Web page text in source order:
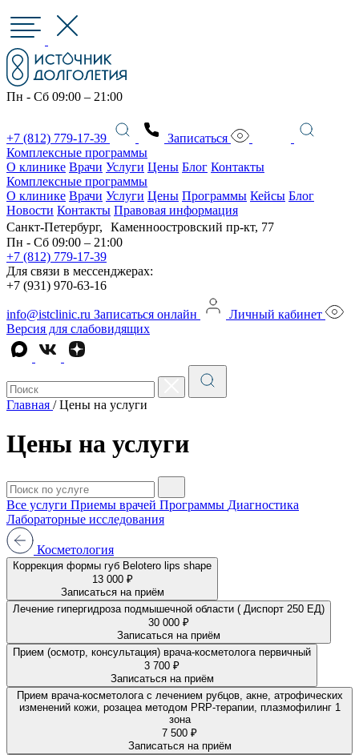
Пн - Сб 09:00 – 21:00
+7 (812) 779-17-39
Записаться
Комплексные программы
О клинике Врачи Услуги Цены Блог Контакты
Комплексные программы
О клинике Врачи Услуги Цены Программы Кейсы Блог
Новости Контакты Правовая информация
Санкт-Петербург, Каменноостровский пр-кт, 77
Пн - Сб 09:00 – 21:00
+7 (812) 779-17-39
Для связи в мессенджерах:
+7 (931) 970-63-16
info@istclinic.ru Записаться онлайн
Личный кабинет
Версия для слабовидящих
Главная / Цены на услуги
Цены на услуги
Все услуги Приемы врачей Программы Диагностика
Лабораторные исследования
Косметология
Коррекция формы губ Belotero lips shape
13 000 ₽
Записаться на приём
Лечение гипергидроза подмышечной области ( Диспорт 250 ЕД)
30 000 ₽
Записаться на приём
Прием (осмотр, консультация) врача-косметолога первичный
3 700 ₽
Записаться на приём
Прием врача-косметолога с лечением рубцов, акне, атрофических
изменений кожи, розацеа методом PRP-терапии, плазмофилинг 1
зона
7 500 ₽
Записаться на приём